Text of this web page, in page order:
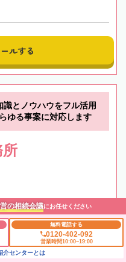
ルする
識とノウハウをフル活用
ゆる事案に対応します
所
あり 職歴20年以上
の相続会議にお任せください
無料電話する
0120-402-092
営業時間10:00~19:00
介センターとは